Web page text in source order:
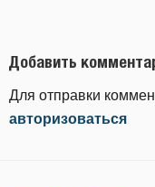
Добавить
Для отправки
авторизоваться